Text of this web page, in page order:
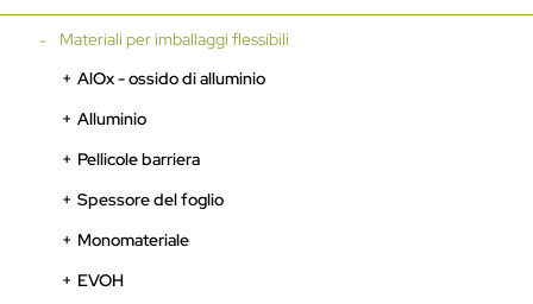
Materiali per imballaggi flessibili
AlOx - ossido di alluminio
Alluminio
Pellicole barriera
Spessore del foglio
Monomateriale
EVOH